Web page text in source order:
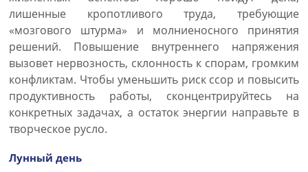
лишенные кропотливого труда, требующие
«мозгового штурма» и молниеносного принятия
решений. Повышение внутреннего напряжения
вызовет нервозность, склонность к спорам, громким
конфликтам. Чтобы уменьшить риск ссор и повысить
продуктивность работы, сконцентрируйтесь на
конкретных задачах, а остаток энергии направьте в
творческое русло.
Лунный день